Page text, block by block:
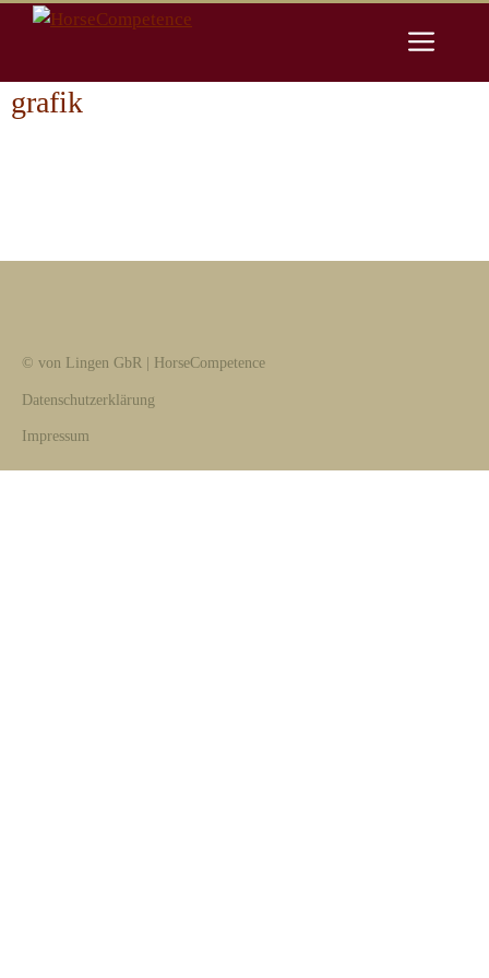
Zum
grafik
© von Lingen GbR | HorseCompetence
Datenschutzerklärung
Impressum